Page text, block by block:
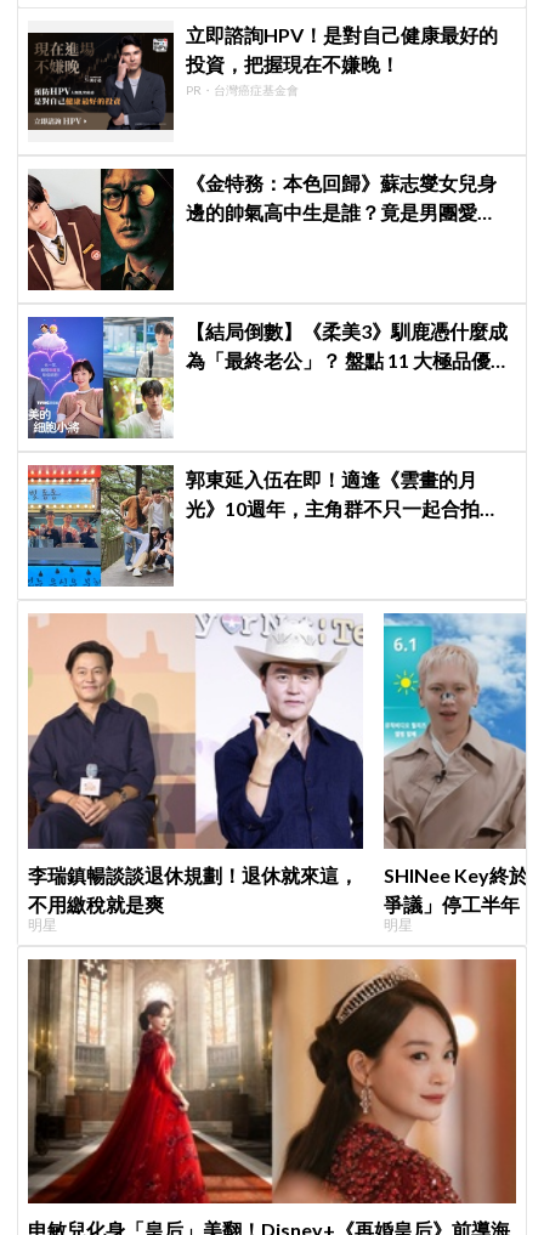
立即諮詢HPV！是對自己健康最好的
投資，把握現在不嫌晚！
PR・台灣癌症基金會
《金特務：本色回歸》蘇志燮女兒身
邊的帥氣高中生是誰？竟是男團愛
【結局倒數】《柔美3》馴鹿憑什麼成
為「最終老公」？ 盤點 11 大極品優
郭東延入伍在即！適逢《雲畫的月
光》10週年，主角群不只一起合拍畫
李瑞鎮暢談談退休規劃！退休就來這，
不用繳稅就是爽
明星
SHINee Key終於
爭議」停工半年
輯預告、韓網評價
明星
申敏兒化身「皇后」美翻！Disney+《再婚皇后》前導海